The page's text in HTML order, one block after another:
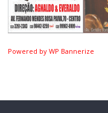
Powered by WP Bannerize